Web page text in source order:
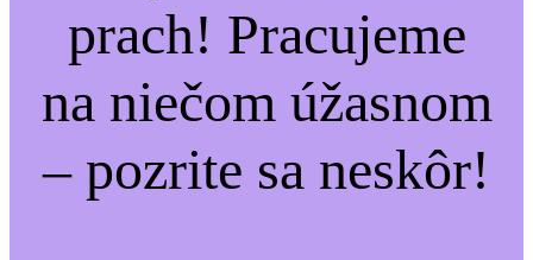
prach! Pracujeme
na niečom úžasnom
– pozrite sa neskôr!